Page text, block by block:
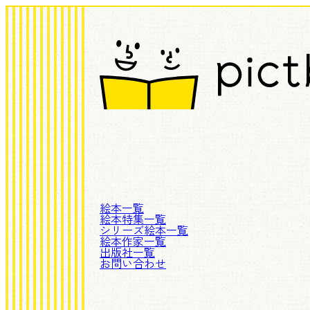
絵本一覧
絵本特集一覧
シリーズ絵本一覧
絵本作家一覧
出版社一覧
お問い合わせ